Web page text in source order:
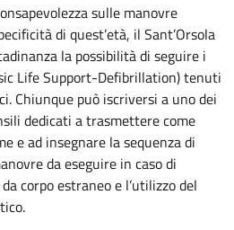
sulle manovre
di quest’età, il Sant’Orsola
la possibilità di seguire i
Life Support-Defibrillation) tenuti
Chiunque può iscriversi a uno dei
dedicati a trasmettere come
e ad insegnare la sequenza di
da eseguire in caso di
corpo estraneo e l’utilizzo del